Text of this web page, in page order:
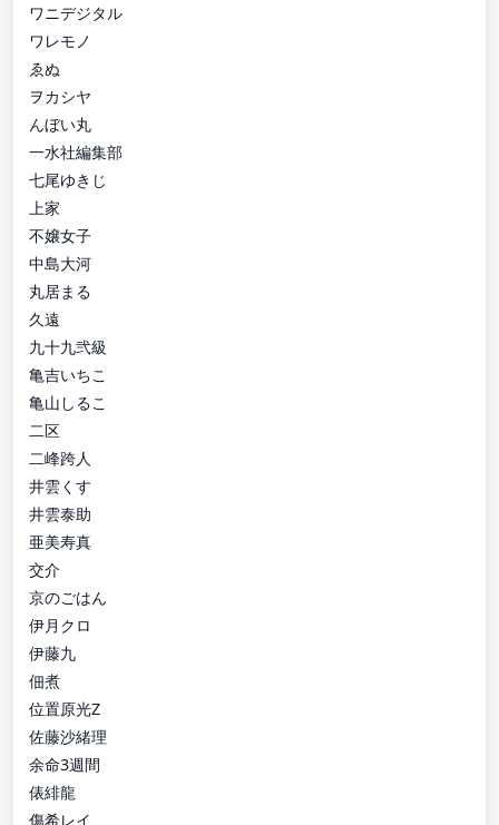
ワニデジタル
ワレモノ
ゑぬ
ヲカシヤ
んぼい丸
一水社編集部
七尾ゆきじ
上家
不嬢女子
中島大河
丸居まる
久遠
九十九弐級
亀吉いちこ
亀山しるこ
二区
二峰跨人
井雲くす
井雲泰助
亜美寿真
交介
京のごはん
伊月クロ
伊藤九
佃煮
位置原光Z
佐藤沙緒理
余命3週間
俵緋龍
傷希レイ